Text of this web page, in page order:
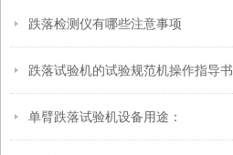
跌落检测仪有哪些注意事项
跌落试验机的试验规范机操作指导书
单臂跌落试验机设备用途：